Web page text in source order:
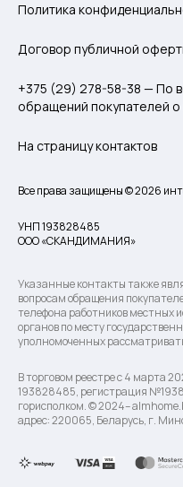
Политика
Договор публичной
+375 (29) 278-58-38 — По
обращений покупателей
На страницу контактов
Все права защищены © 2026
УНП 193828485
ООО «СКАНДИМАНИЯ»
Указанные контакты также
вопросам обращения
телефона работников местных
органов по месту
уполномоченных
В торговом реестре с 4 марта
193828485, регистрация
горисполком. © 2024–
адрес: 220065, Беларусь, г.